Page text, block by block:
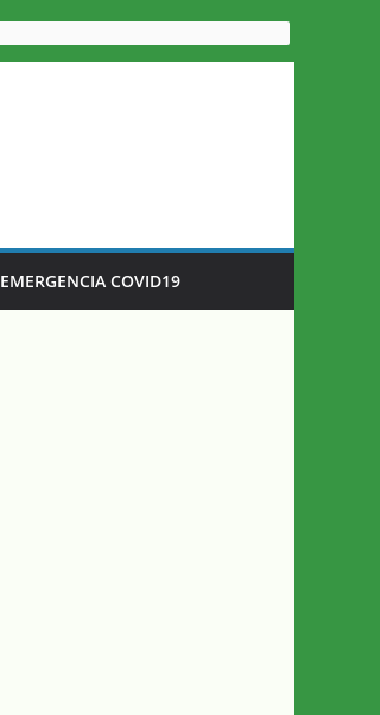
EMERGENCIA COVID19